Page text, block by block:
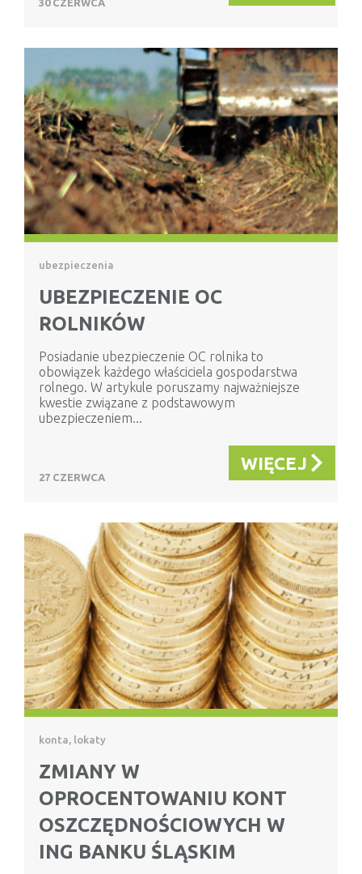
30 CZERWCA
ubezpieczenia
UBEZPIECZENIE OC
ROLNIKÓW
Posiadanie ubezpieczenie OC rolnika to
obowiązek każdego właściciela gospodarstwa
rolnego. W artykule poruszamy najważniejsze
kwestie związane z podstawowym
ubezpieczeniem...
27 CZERWCA
WIĘCEJ
konta, lokaty
ZMIANY W
OPROCENTOWANIU KONT
OSZCZĘDNOŚCIOWYCH W
ING BANKU ŚLĄSKIM